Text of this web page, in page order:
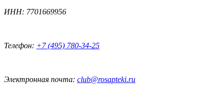
ИНН: 7701669956
Телефон: +7 (495) 780-34-25
Электронная почта: club@rosapteki.ru